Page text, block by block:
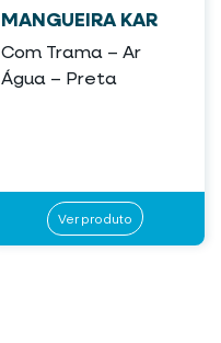
MANGUEIRA KAR
Com Trama – Ar
Água – Preta
Ver produto